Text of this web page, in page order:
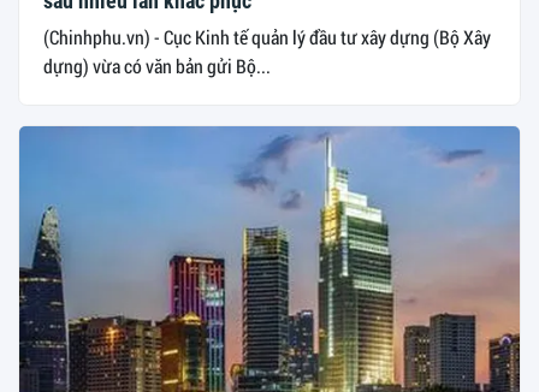
(Chinhphu.vn) - Cục Kinh tế quản lý đầu tư xây dựng (Bộ Xây
dựng) vừa có văn bản gửi Bộ...